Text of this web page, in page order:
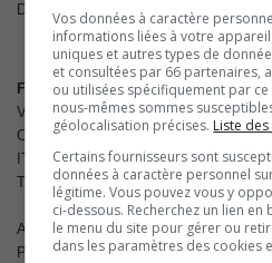
DEGRÉ D’ALCOOL
13,5 %
Fattoria di Magliano Sinarra 2011
Vin rouge, 750 ml
Code SAQ : 11191447 Code CUP :
ITALIE
Toscane
APPELLATION D’ORIGINE
PRODUCTEUR La Fattoria di
Vos données à caractère
informations liées à votre
uniques et autres types de
et consultées par 66 partenaires,
ou utilisées spécifiquement par
nous-mêmes sommes
géolocalisation précises. Liste
Certains fournisseurs sont
données à caractère personnel
légitime. Vous pouvez vous y
ci-dessous. Recherchez un lien
le menu du site pour gérer ou
dans les paramètres des cookies